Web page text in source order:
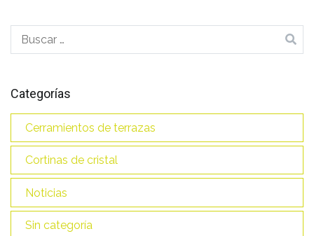
Buscar:
Categorías
Cerramientos de terrazas
Cortinas de cristal
Noticias
Sin categoría